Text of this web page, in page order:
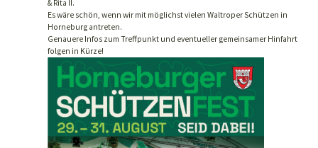
& Rita II.
Es wäre schön, wenn wir mit möglichst vielen Waltroper Schützen in
Horneburg antreten.
Genauere Infos zum Treffpunkt und eventueller gemeinsamer Hinfahrt
folgen in Kürze!